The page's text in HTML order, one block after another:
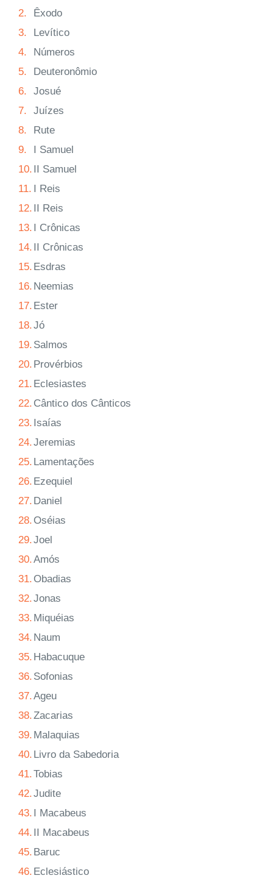
2.
Êxodo
3.
Levítico
4.
Números
5.
Deuteronômio
6.
Josué
7.
Juízes
8.
Rute
9.
I Samuel
10. II Samuel
11. I Reis
12. II Reis
13. I Crônicas
14. II Crônicas
15. Esdras
16. Neemias
17. Ester
18.Jó
19. Salmos
20. Provérbios
21. Eclesiastes
22. Cântico dos Cânticos
23. Isaías
24.Jeremias
25. Lamentações
26. Ezequiel
27. Daniel
28. Oséias
29.Joel
30.Amós
31. Obadias
32.Jonas
33. Miquéias
34. Naum
35. Habacuque
36. Sofonias
37.Ageu
38.Zacarias
39. Malaquias
40. Livro da Sabedoria
41.Tobias
42.Judite
43. I Macabeus
44. II Macabeus
45. Baruc
46. Eclesiástico